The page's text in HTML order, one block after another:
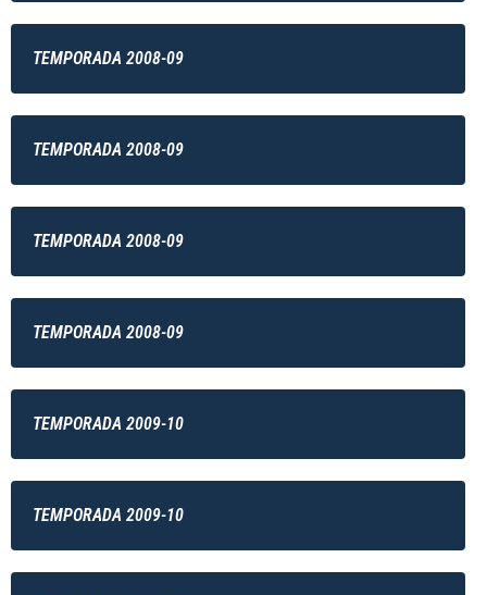
TEMPORADA 2008-09
TEMPORADA 2008-09
TEMPORADA 2008-09
TEMPORADA 2008-09
TEMPORADA 2009-10
TEMPORADA 2009-10